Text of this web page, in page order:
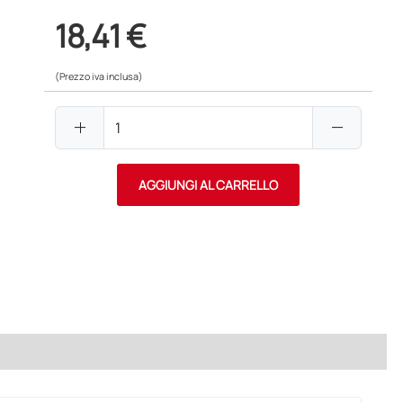
18,41 €
(Prezzo iva inclusa)
add remove
AGGIUNGI AL CARRELLO